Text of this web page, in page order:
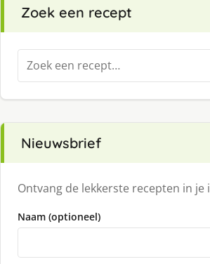
Zoek een recept
Zoeken
naar:
Nieuwsbrief
Ontvang de lekkerste recepten in je
Naam (optioneel)